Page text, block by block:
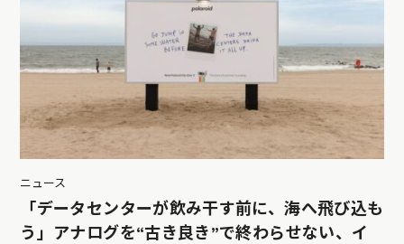
ニュース
「データセンターが飲み干す前に、海へ飛び込も
う」アナログを“古き良き”で終わらせない、イ